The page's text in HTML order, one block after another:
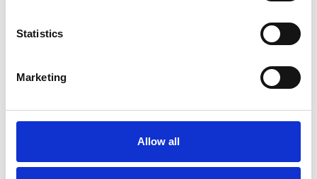
Statistics
Marketing
Allow all
UVEX